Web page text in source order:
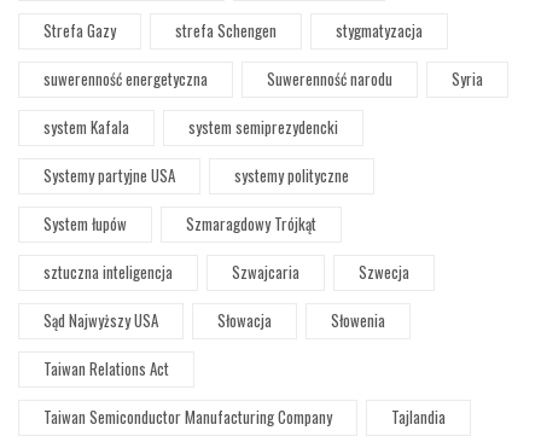
Strefa Gazy
strefa Schengen
stygmatyzacja
suwerenność energetyczna
Suwerenność narodu
Syria
system Kafala
system semiprezydencki
Systemy partyjne USA
systemy polityczne
System łupów
Szmaragdowy Trójkąt
sztuczna inteligencja
Szwajcaria
Szwecja
Sąd Najwyższy USA
Słowacja
Słowenia
Taiwan Relations Act
Taiwan Semiconductor Manufacturing Company
Tajlandia